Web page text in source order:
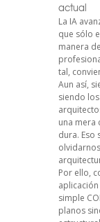
actual
La IA
que sólo
manera
tal,
Aun así,
siendo
una mera
dura. Eso
Por ello,
simple
planos